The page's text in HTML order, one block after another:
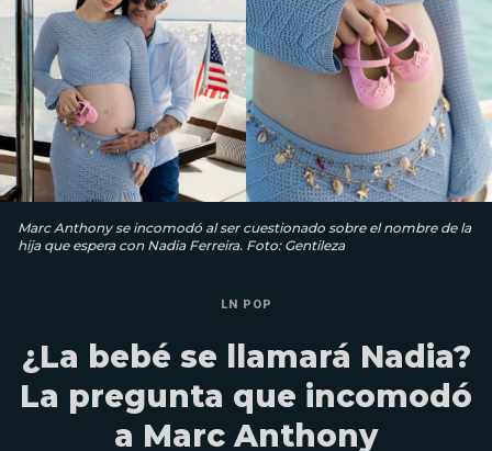
Marc Anthony se incomodó al ser cuestionado sobre el nombre de la
hija que espera con Nadia Ferreira. Foto: Gentileza
LN POP
¿La bebé se llamará Nadia?
La pregunta que incomodó
a Marc Anthony